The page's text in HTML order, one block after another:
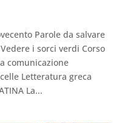
Parole da salvare
i sorci verdi Corso
comunicazione
Letteratura greca
La...